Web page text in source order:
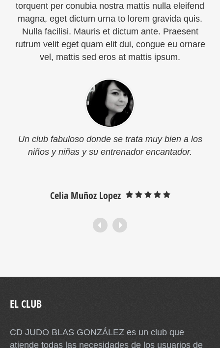
torquent per conubia nostra mattis nulla eleifend
magna, eget dictum urna to lorem gravida quis.
Nulla facilisi. Mauris et dictum ante. Praesent
rutrum velit eget quam elit dui, congue eu ornare
vel, mattis sed eros at mattis ipsum.
Un club fabuloso donde se trata muy bien a los
niños y niñas y su entrenador encantador.
Celia Muñoz Lopez
EL CLUB
CD JUDO BLAS GONZÁLEZ es un club que
atiende todas las necesidades de los usuarios de